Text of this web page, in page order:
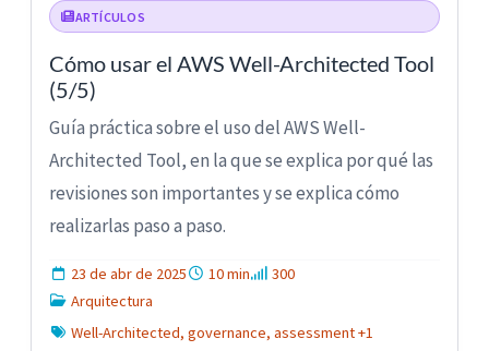
ARTÍCULOS
Cómo usar el AWS Well-Architected Tool
(5/5)
Guía práctica sobre el uso del AWS Well-
Architected Tool, en la que se explica por qué las
revisiones son importantes y se explica cómo
realizarlas paso a paso.
23 de abr de 2025 10 min
300
Arquitectura
Well-Architected, governance, assessment +1